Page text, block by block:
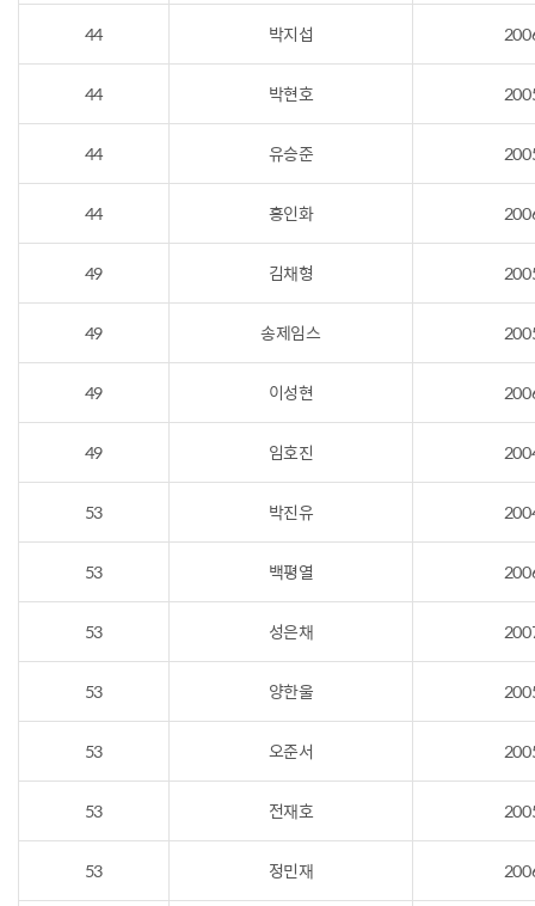
44 박지섭
44 박현호
44 유승준
44 홍인화
49 김채형
49 송제임스
49 이성현
49 임호진
53 박진유
53 백평열
53 성은채
53 양한울
53 오준서
53 전재호
53 정민재